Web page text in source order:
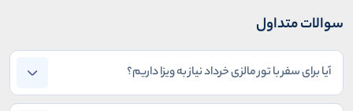
سوالات متداول
آیا برای سفر با تور مالزی خرداد نیاز به ویزا داریم؟